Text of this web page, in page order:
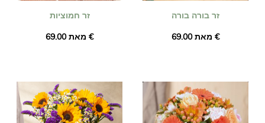
זר חמוציות
מאת ‏69.00 €
זר בורה בורה
מאת ‏69.00 €